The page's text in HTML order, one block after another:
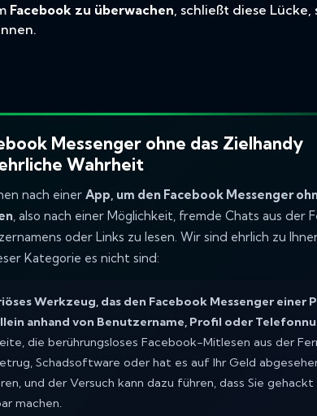
Facebook zu überwachen , schließt diese Lücke,
Messenger ohne das Zielhandy
Wahrheit
nach einer App, um den Facebook Messenger
, also nach einer Möglichkeit, fremde Chats aus der
oder Links zu lesen. Wir sind ehrlich zu
Kategorie es nicht sind:
Werkzeug, das den Facebook Messenger einer
anhand von Benutzername, Profil oder
die berührungsloses Facebook-Mitlesen aus der
Schadsoftware oder hat es auf Ihr Geld
und der Versuch kann dazu führen, dass Sie gehackt
machen.